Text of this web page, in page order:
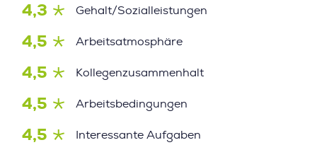
4,3 Gehalt/Sozialleistungen
4,5 Arbeitsatmosphäre
4,5 Kollegenzusammenhalt
4,5 Arbeitsbedingungen
4,5 Interessante Aufgaben